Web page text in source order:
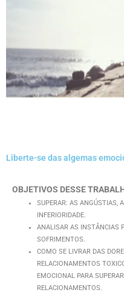
Liberte-se das algemas
OBJETIVOS DESSE
SUPERAR: AS ANGÚSTIAS,
INFERIORIDADE.
ANALISAR AS INSTÂNCIAS
SOFRIMENTOS.
COMO SE LIVRAR DAS
RELACIONAMENTOS
EMOCIONAL PARA
RELACIONAMENTOS.